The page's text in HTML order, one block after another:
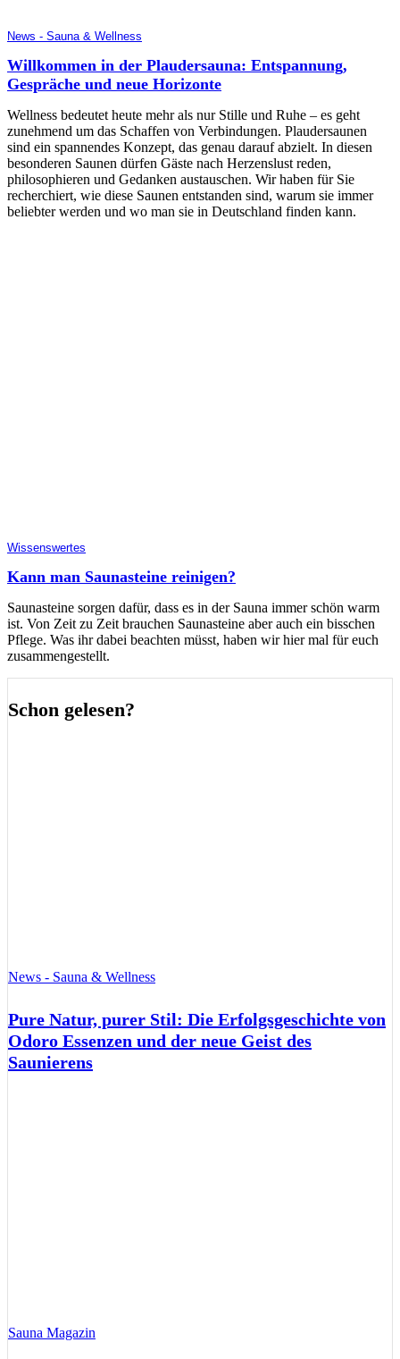
News - Sauna & Wellness
Willkommen in der Plaudersauna: Entspannung,
Gespräche und neue Horizonte
Wellness bedeutet heute mehr als nur Stille und Ruhe – es geht
zunehmend um das Schaffen von Verbindungen. Plaudersaunen
sind ein spannendes Konzept, das genau darauf abzielt. In diesen
besonderen Saunen dürfen Gäste nach Herzenslust reden,
philosophieren und Gedanken austauschen. Wir haben für Sie
recherchiert, wie diese Saunen entstanden sind, warum sie immer
beliebter werden und wo man sie in Deutschland finden kann.
Wissenswertes
Kann man Saunasteine reinigen?
Saunasteine sorgen dafür, dass es in der Sauna immer schön warm
ist. Von Zeit zu Zeit brauchen Saunasteine aber auch ein bisschen
Pflege. Was ihr dabei beachten müsst, haben wir hier mal für euch
zusammengestellt.
Schon gelesen?
News - Sauna & Wellness
Pure Natur, purer Stil: Die Erfolgsgeschichte von
Odoro Essenzen und der neue Geist des
Saunierens
Sauna Magazin